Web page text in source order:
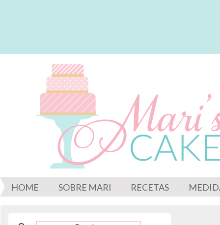
HOME SOBRE MARI RECETAS